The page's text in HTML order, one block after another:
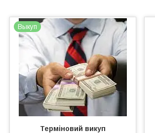
Выкуп
Терміновий викуп